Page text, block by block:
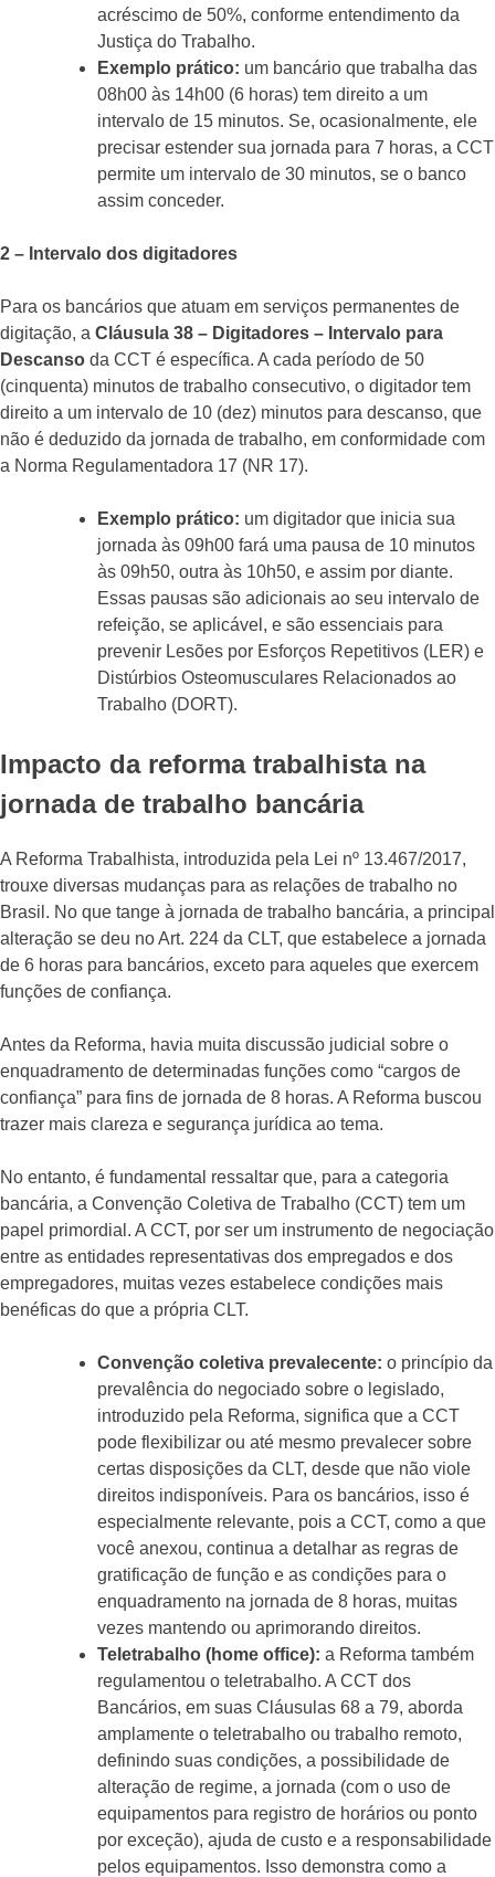
acréscimo de 50%, conforme entendimento da
Justiça do Trabalho.
Exemplo prático: um bancário que trabalha das
08h00 às 14h00 (6 horas) tem direito a um
intervalo de 15 minutos. Se, ocasionalmente, ele
precisar estender sua jornada para 7 horas, a CCT
permite um intervalo de 30 minutos, se o banco
assim conceder.
2 – Intervalo dos digitadores
Para os bancários que atuam em serviços permanentes de
digitação, a Cláusula 38 – Digitadores – Intervalo para
Descanso da CCT é específica. A cada período de 50
(cinquenta) minutos de trabalho consecutivo, o digitador tem
direito a um intervalo de 10 (dez) minutos para descanso, que
não é deduzido da jornada de trabalho, em conformidade com
a Norma Regulamentadora 17 (NR 17).
Exemplo prático: um digitador que inicia sua
jornada às 09h00 fará uma pausa de 10 minutos
às 09h50, outra às 10h50, e assim por diante.
Essas pausas são adicionais ao seu intervalo de
refeição, se aplicável, e são essenciais para
prevenir Lesões por Esforços Repetitivos (LER) e
Distúrbios Osteomusculares Relacionados ao
Trabalho (DORT).
Impacto da reforma trabalhista na
jornada de trabalho bancária
A Reforma Trabalhista, introduzida pela Lei nº 13.467/2017,
trouxe diversas mudanças para as relações de trabalho no
Brasil. No que tange à jornada de trabalho bancária, a principal
alteração se deu no Art. 224 da CLT, que estabelece a jornada
de 6 horas para bancários, exceto para aqueles que exercem
funções de confiança.
Antes da Reforma, havia muita discussão judicial sobre o
enquadramento de determinadas funções como “cargos de
confiança” para fins de jornada de 8 horas. A Reforma buscou
trazer mais clareza e segurança jurídica ao tema.
No entanto, é fundamental ressaltar que, para a categoria
bancária, a Convenção Coletiva de Trabalho (CCT) tem um
papel primordial. A CCT, por ser um instrumento de negociação
entre as entidades representativas dos empregados e dos
empregadores, muitas vezes estabelece condições mais
benéficas do que a própria CLT.
Convenção coletiva prevalecente: o princípio da
prevalência do negociado sobre o legislado,
introduzido pela Reforma, significa que a CCT
pode flexibilizar ou até mesmo prevalecer sobre
certas disposições da CLT, desde que não viole
direitos indisponíveis. Para os bancários, isso é
especialmente relevante, pois a CCT, como a que
você anexou, continua a detalhar as regras de
gratificação de função e as condições para o
enquadramento na jornada de 8 horas, muitas
vezes mantendo ou aprimorando direitos.
Teletrabalho (home office): a Reforma também
regulamentou o teletrabalho. A CCT dos
Bancários, em suas Cláusulas 68 a 79, aborda
amplamente o teletrabalho ou trabalho remoto,
definindo suas condições, a possibilidade de
alteração de regime, a jornada (com o uso de
equipamentos para registro de horários ou ponto
por exceção), ajuda de custo e a responsabilidade
pelos equipamentos. Isso demonstra como a